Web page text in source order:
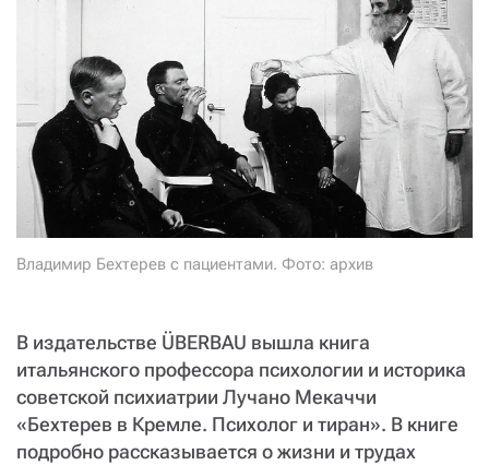
Владимир Бехтерев с пациентами. Фото: архив
В издательстве ÜBERBAU вышла книга
итальянского профессора психологии и историка
советской психиатрии Лучано Мекаччи
«Бехтерев в Кремле. Психолог и тиран». В книге
подробно рассказывается о жизни и трудах
условия и подтверждаю свое гражданство РФ
СТАТЬ СОУЧАСТНИКОМ
ПОДЕЛИТЬСЯ С ДРУЗЬЯМИ
Если у вас есть вопросы, пишите donate@novayagazeta.ru или
звоните:
+7 (929) 612-03-68